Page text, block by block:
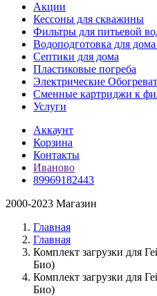
Акции
Кессоны для скважины
Фильтры для питьевой
Водоподготовка для
Септики для дома
Пластиковые погреба
Электрические
Сменные картриджи к
Услуги
Аккаунт
Корзина
Контакты
Иваново
89969182443
2000-2023 Магазин
Главная
Главная
Комплект загрузки для
Био)
Комплект загрузки для
Био)